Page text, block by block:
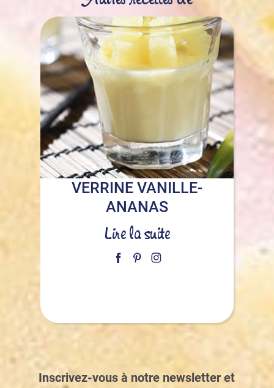
VERRINE VANILLE-
ANANAS
Lire la suite
Inscrivez-vous à notre newsletter et